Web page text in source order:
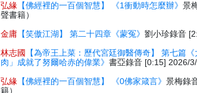
弘緣 【佛經裡的一百個智慧】 《1衝動時怎麼辦》景
聲書籍）
金庸 【笑傲江湖】 第二十四章《蒙冤》劉小珍錄音
林志國
【為帝王上菜：歷代宮廷御醫傳奇】 第七篇
肉」成就了努爾哈赤的偉業》書亞錄音 [0:15] 2026/3/
弘緣 【佛經裡的一百個智慧】 《0佛家箴言》景梅錄
籍）